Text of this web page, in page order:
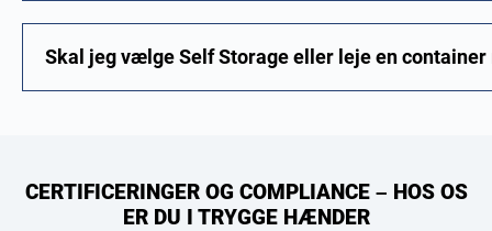
Skal jeg vælge Self Storage eller leje en
CERTIFICERINGER OG COMPLIANCE – HOS OS
ER DU I TRYGGE HÆNDER